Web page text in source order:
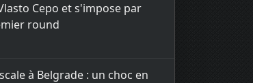
Cepo et s'impose par
round
à Belgrade : un choc en